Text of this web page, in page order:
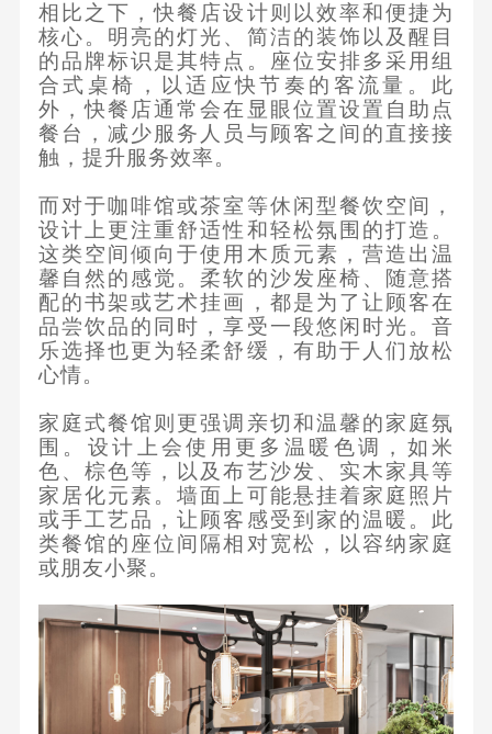
相比之下，快餐店设计则以效率和便捷为
核心。明亮的灯光、简洁的装饰以及醒目
的品牌标识是其特点。座位安排多采用组
合式桌椅，以适应快节奏的客流量。此
外，快餐店通常会在显眼位置设置自助点
餐台，减少服务人员与顾客之间的直接接
触，提升服务效率。
而对于咖啡馆或茶室等休闲型餐饮空间，
设计上更注重舒适性和轻松氛围的打造。
这类空间倾向于使用木质元素，营造出温
馨自然的感觉。柔软的沙发座椅、随意搭
配的书架或艺术挂画，都是为了让顾客在
品尝饮品的同时，享受一段悠闲时光。音
乐选择也更为轻柔舒缓，有助于人们放松
心情。
家庭式餐馆则更强调亲切和温馨的家庭氛
围。设计上会使用更多温暖色调，如米
色、棕色等，以及布艺沙发、实木家具等
家居化元素。墙面上可能悬挂着家庭照片
或手工艺品，让顾客感受到家的温暖。此
类餐馆的座位间隔相对宽松，以容纳家庭
或朋友小聚。